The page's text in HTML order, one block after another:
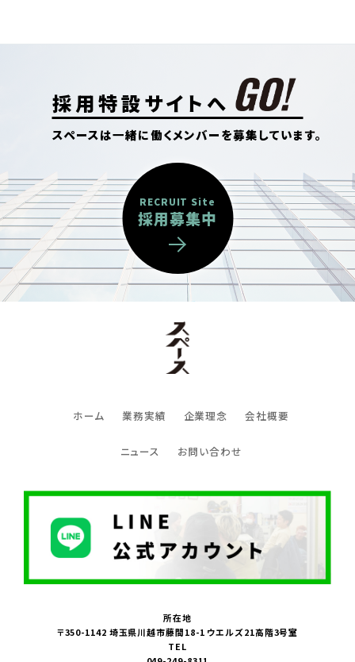
採用特設サイトへ
スペースは一緒に働くメンバーを募集しています。
RECRUIT Site
採用募集中
ホーム 業務実績 企業理念 会社概要
ニュース お問い合わせ
所在地
〒350-1142 埼玉県川越市藤間18-1 ウエルズ21高階3号室
TEL